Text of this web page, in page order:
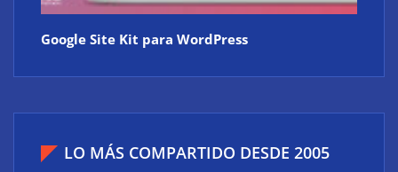
Google Site Kit para WordPress
LO MÁS COMPARTIDO DESDE 2005